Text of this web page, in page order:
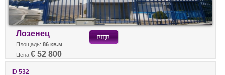
Лозенец
Площадь: 86 кв.м
Цена € 52 800
ID 532